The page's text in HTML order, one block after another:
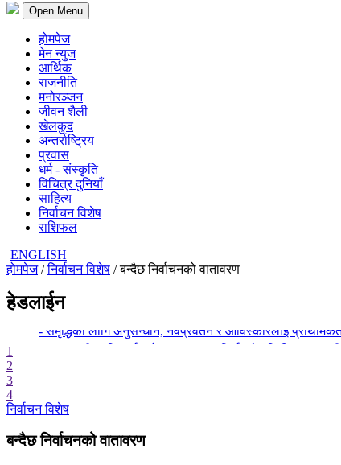
Open Menu
होमपेज
मेन न्युज
आर्थिक
राजनीति
मनोरञ्जन
जीवन शैली
खेलकुद
अन्तर्राष्ट्रिय
प्रवास
धर्म - संस्कृति
विचित्र दुनियाँ
साहित्य
निर्वाचन विशेष
राशिफल
ENGLISH
होमपेज/निर्वाचन विशेष / बन्दैछ निर्वाचनको वातावरण
हेडलाईन- देश बनाउन प्रधानमन्त्री मात्र होइन, सक्षम टोली र सचेत नागरिक
- समृद्धिका लागि अनुसन्धान, नवप्रर्वतन र आविस्कारलाई
- समृद्धिका लागि अनुसन्धान, नवप्रर्वतन र आविस्कारलाई प्राथमिकता
1
2
3
4
निर्वाचन विशेष
बन्दैछ निर्वाचनको वातावरण